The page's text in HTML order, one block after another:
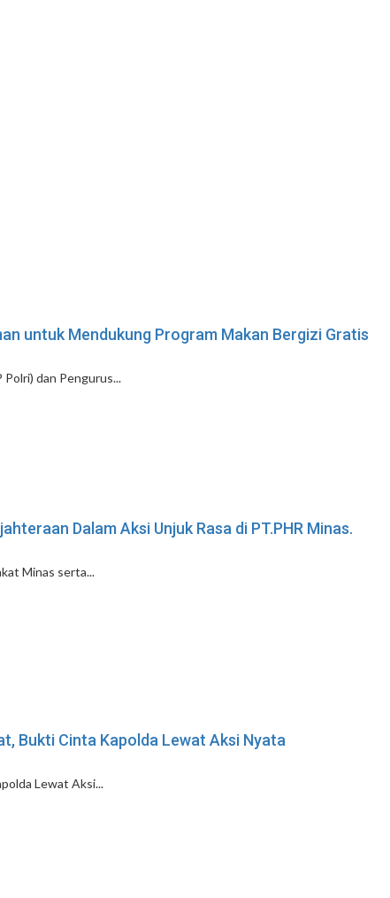
untuk Mendukung Program Makan Bergizi Gratis
dan Pengurus...
Dalam Aksi Unjuk Rasa di PT.PHR Minas.
Minas serta...
Bukti Cinta Kapolda Lewat Aksi Nyata
Lewat Aksi...